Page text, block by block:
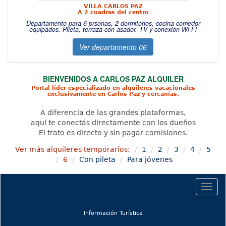
VILLA CARLOS PAZ
A 2 cuadras del centro
Departamento para 6 prsonas, 2 dormitorios, cocina comedor
equipados. Pileta, terraza con asador. TV y conexión Wi Fi
Ver departamento 06
BIENVENIDOS A CARLOS PAZ ALQUILER
Portal líder especializado en alquileres vacacionales
exclusivamente en Carlos Paz y cercanías.
A diferencia de las grandes plataformas,
aquí te conectás directamente con los dueños
El trato es directo y sin pagar comisiones.
Ver más alquileres temporarios: 1 2 3 4
5
6
Con pileta Para jóvenes
Información Turística(current)